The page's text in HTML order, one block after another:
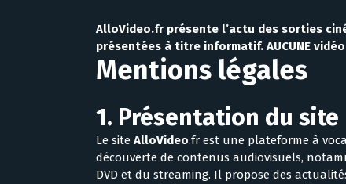
AlloVideo.fr présente l’actu des sorties
présentées à titre informatif. AUCUNE
Mentions légales
1. Présentation du site
Le site AlloVideo.fr est une plateforme à
découverte de contenus audiovisuels,
DVD et du streaming. Il propose des